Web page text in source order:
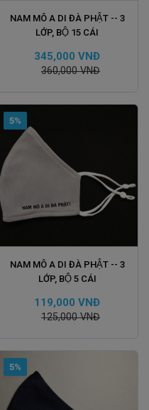
ĐẶT HÀNG
NAM MÔ A DI ĐÀ PHẬT -- 3
LỚP, BỘ 15 CÁI
345,000 VNĐ
360,000 VNĐ
5%
ĐẶT HÀNG
NAM MÔ A DI ĐÀ PHẬT -- 3
LỚP, BỘ 5 CÁI
119,000 VNĐ
125,000 VNĐ
5%